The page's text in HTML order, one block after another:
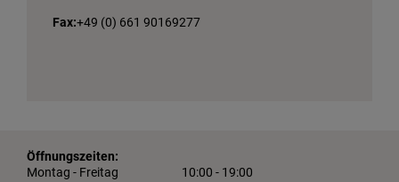
Fax:+49 (0) 661 90169277
Öffnungszeiten:
Montag - Freitag
10:00 - 19:00